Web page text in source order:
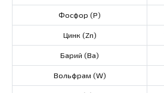
Фосфор (Р)
Цинк (Zn)
Барий (Ва)
Вольфрам (W)